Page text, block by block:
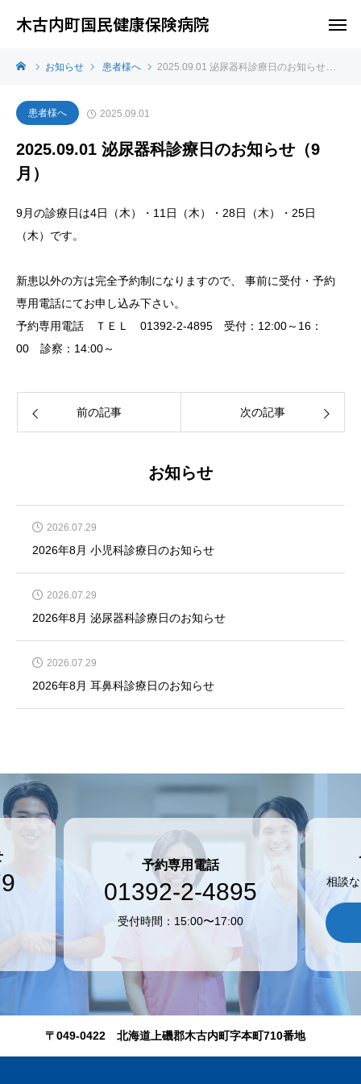
木古内町国民健康保険病院
お知らせ 患者様へ 2025.09.01 泌尿器科診療日のお知らせ（9月）
患者様へ 2025.09.01
2025.09.01 泌尿器科診療日のお知らせ（9
月）
9月の診療日は4日（木）・11日（木）・28日（木）・25日
（木）です。
新患以外の方は完全予約制になりますので、 事前に受付・予約
専用電話にてお申し込み下さい。
予約専用電話 ＴＥＬ 01392-2-4895 受付：12:00～16：
00 診察：14:00～
前の記事 次の記事
お知らせ
2026.07.29
2026年8月 小児科診療日のお知らせ
2026.07.29
2026年8月 泌尿器科診療日のお知らせ
2026.07.29
2026年8月 耳鼻科診療日のお知らせ
予約専用電話
01392-2-4895
受付時間：15:00〜17:00
相談
〒049-0422 北海道上磯郡木古内町字本町710番地